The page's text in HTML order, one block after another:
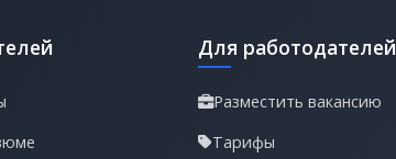
Для работодателей
Разместить вакансию
Тарифы